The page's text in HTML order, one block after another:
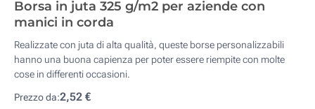
Borsa in juta 325 g/m2 per aziende con
manici in corda
Realizzate con juta di alta qualità, queste borse personalizzabili
hanno una buona capienza per poter essere riempite con molte
cose in differenti occasioni.
Prezzo da:2,52 €